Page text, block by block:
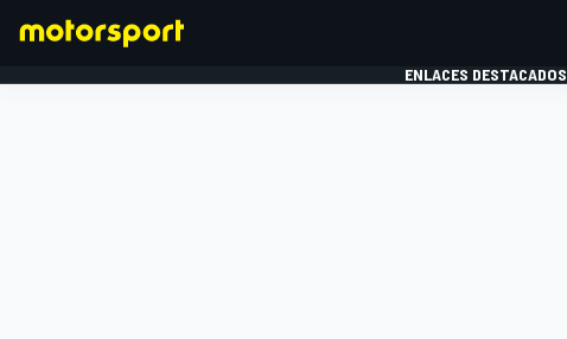
ENLACES DESTACADOS